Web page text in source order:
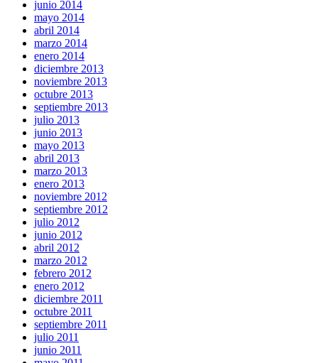
junio 2014
mayo 2014
abril 2014
marzo 2014
enero 2014
diciembre 2013
noviembre 2013
octubre 2013
septiembre 2013
julio 2013
junio 2013
mayo 2013
abril 2013
marzo 2013
enero 2013
noviembre 2012
septiembre 2012
julio 2012
junio 2012
abril 2012
marzo 2012
febrero 2012
enero 2012
diciembre 2011
octubre 2011
septiembre 2011
julio 2011
junio 2011